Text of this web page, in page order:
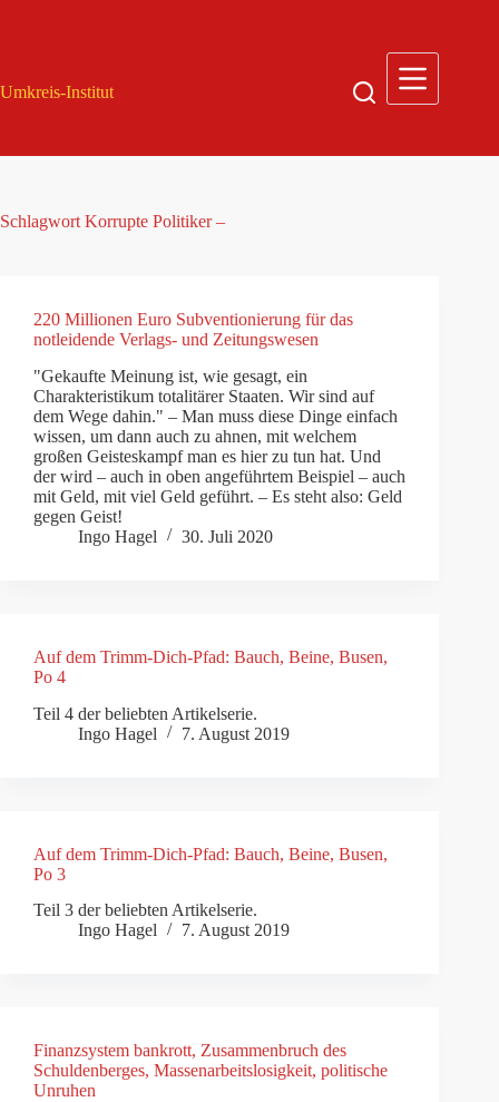
Umkreis-Institut
Schlagwort Korrupte Politiker –
220 Millionen Euro Subventionierung für das
notleidende Verlags- und Zeitungswesen
"Gekaufte Meinung ist, wie gesagt, ein
Charakteristikum totalitärer Staaten. Wir sind auf
dem Wege dahin." – Man muss diese Dinge einfach
wissen, um dann auch zu ahnen, mit welchem
großen Geisteskampf man es hier zu tun hat. Und
der wird – auch in oben angeführtem Beispiel – auch
mit Geld, mit viel Geld geführt. – Es steht also: Geld
gegen Geist!
Ingo Hagel
30. Juli 2020
Auf dem Trimm-Dich-Pfad: Bauch, Beine, Busen,
Po 4
Teil 4 der beliebten Artikelserie.
Ingo Hagel
7. August 2019
Auf dem Trimm-Dich-Pfad: Bauch, Beine, Busen,
Po 3
Teil 3 der beliebten Artikelserie.
Ingo Hagel
7. August 2019
Finanzsystem bankrott, Zusammenbruch des
Schuldenberges, Massenarbeitslosigkeit, politische
Unruhen